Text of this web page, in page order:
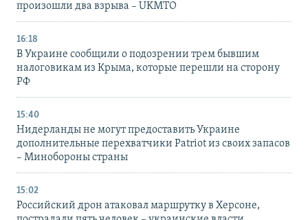
произошли два взрыва – UKMTO
16:18
В Украине сообщили о подозрении трем бывшим
налоговикам из Крыма, которые перешли на сторону
РФ
15:40
Нидерланды не могут предоставить Украине
дополнительные перехватчики Patriot из своих запасов
– Минобороны страны
15:02
Российский дрон атаковал маршрутку в Херсоне,